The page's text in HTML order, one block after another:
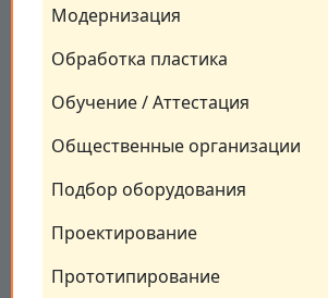
Модернизация
Обработка пластика
Обучение / Аттестация
Общественные организации
Подбор оборудования
Проектирование
Прототипирование